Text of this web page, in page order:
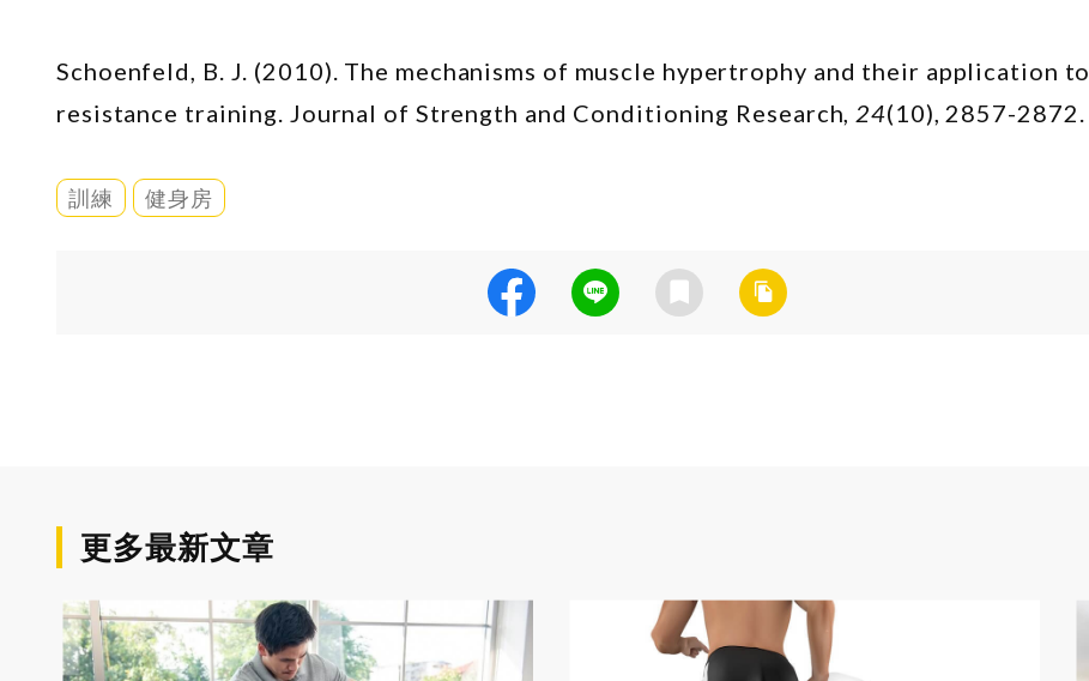
Schoenfeld, B. J. (2010). The mechanisms of muscle hypertrophy and their application to
resistance training. Journal of Strength and Conditioning Research, 24(10), 2857-2872.
訓練 健身房
更多最新文章